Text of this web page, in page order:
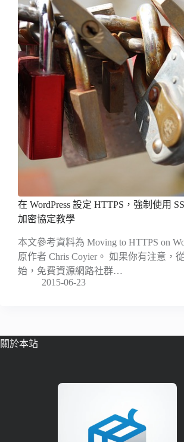
在 WordPress 設定 HTTPS，強制使用
加密協定教學
本文參考資料為 Moving to HTTPS on
原作者 Chris Coyier。 如果你有注意，
始，免費資源網路社群…
2015-06-23
關於本站